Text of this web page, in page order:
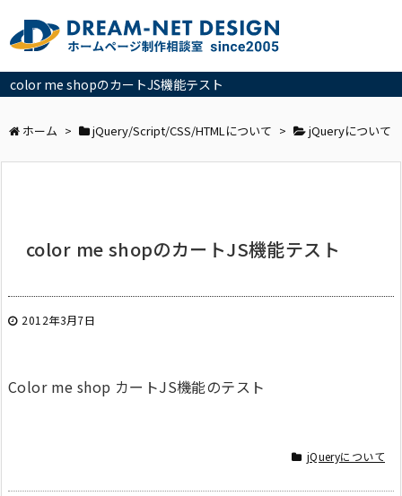
color me shopのカートJS機能テスト
ホーム > jQuery/Script/CSS/HTMLについて > jQueryについて
color me shopのカートJS機能テスト
2012年3月7日
Color me shop カートJS機能のテスト
jQueryについて